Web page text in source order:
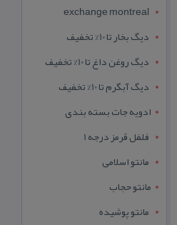
exchange montreal
دیگ بخار تا 10% تخفیف
دیگ روغن داغ تا 10% تخفیف
دیگ آبگرم تا 10% تخفیف
ادویه جات بسته بندی
فلفل قرمز درجه 1
مانتو اسلامی
مانتو حجاب
مانتو پوشیده